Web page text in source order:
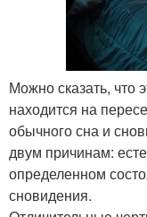
Можно сказать, что
находится на
обычного сна и
двум причинам:
определенном
сновидения.